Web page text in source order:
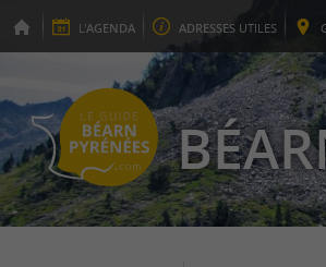
L'AGENDA ADRESSES UTILES